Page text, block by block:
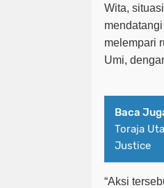
Wita,
melempari
Umi,
Baca
Toraja
Justice
“Aksi